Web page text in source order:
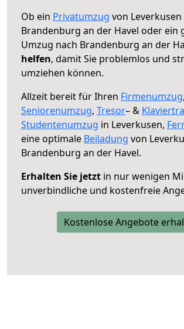
Ob ein Privatumzug von Leverkusen
Brandenburg an der Havel oder ein
Umzug nach Brandenburg an der
helfen, damit Sie problemlos und
umziehen können.
Allzeit bereit für Ihren Firmenumzug,
Seniorenumzug, Tresor– &
Studentenumzug in Leverkusen,
eine optimale Beiladung von
Brandenburg an der Havel.
Erhalten Sie jetzt in nur wenigen
unverbindliche und kostenfreie
Kostenlose Angebote